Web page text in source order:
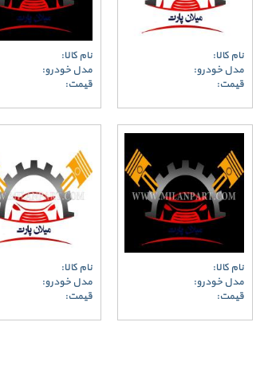
نام کالا:
مدل خودرو:
قیمت:
نام کالا:
مدل خودرو:
قیمت:
نام کالا:
مدل خودرو:
قیمت:
نام کالا:
مدل خودرو:
قیمت: